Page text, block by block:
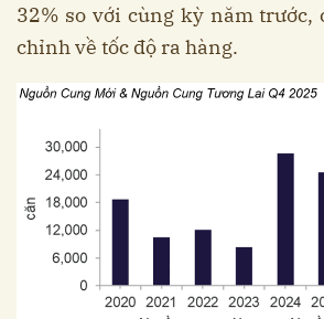
32% so với cùng kỳ năm trước,
chỉnh về tốc độ ra hàng.